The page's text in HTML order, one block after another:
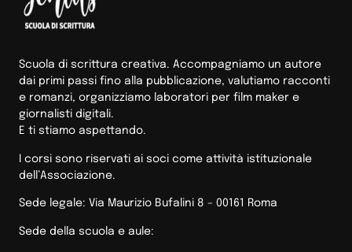
Scuola di scrittura creativa. Accompagniamo un autore
dai primi passi fino alla pubblicazione, valutiamo racconti
e romanzi, organizziamo laboratori per film maker e
giornalisti digitali.
E ti stiamo aspettando.
I corsi sono riservati ai soci come attività istituzionale
dell’Associazione.
Sede legale: Via Maurizio Bufalini 8 – 00161 Roma
Sede della scuola e aule: